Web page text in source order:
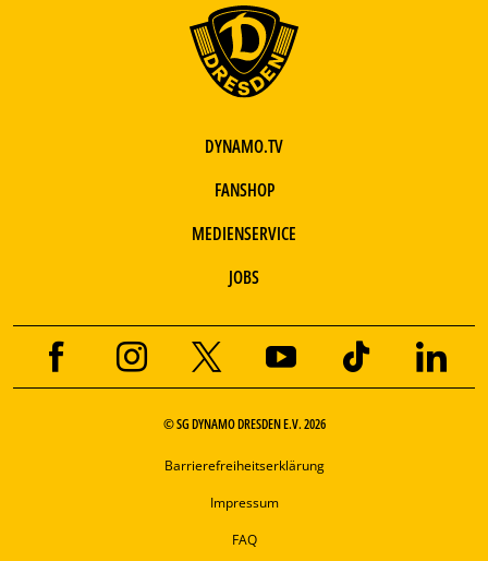
DYNAMO.TV
FANSHOP
MEDIENSERVICE
JOBS
© SG DYNAMO DRESDEN E.V. 2026
Barrierefreiheitserklärung
Impressum
FAQ